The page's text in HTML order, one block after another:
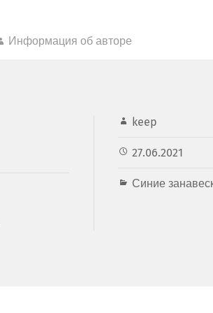
Информация об авторе
keep
27.06.2021
Синие